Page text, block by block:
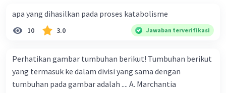
apa yang dihasilkan pada proses katabolisme
10 3.0 Jawaban terverifikasi
Perhatikan gambar tumbuhan berikut! Tumbuhan berikut
yang termasuk ke dalam divisi yang sama dengan
tumbuhan pada gambar adalah .... A. Marchantia